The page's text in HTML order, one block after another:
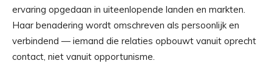
ervaring opgedaan in uiteenlopende landen en markten.
Haar benadering wordt omschreven als persoonlijk en
verbindend — iemand die relaties opbouwt vanuit oprecht
contact, niet vanuit opportunisme.